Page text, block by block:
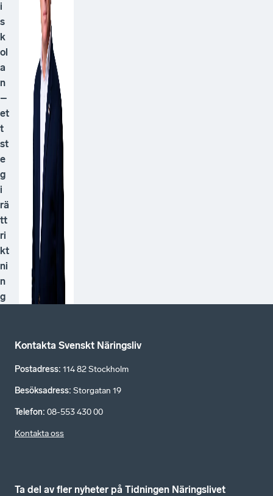
i
s
k
ol
a
n
–
et
t
st
e
g
i
rä
tt
ri
kt
ni
n
g
Kontakta Svenskt Näringsliv
Postadress: 114 82 Stockholm
Besöksadress: Storgatan 19
Telefon: 08-553 430 00
Kontakta oss
Ta del av fler nyheter på Tidningen Näringslivet